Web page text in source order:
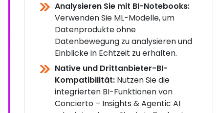
Analysieren Sie mit BI-Notebooks:
Verwenden Sie ML-Modelle, um
Datenprodukte ohne
Datenbewegung zu analysieren und
Einblicke in Echtzeit zu erhalten.
Native und Drittanbieter-BI-
Kompatibilität: Nutzen Sie die
integrierten BI-Funktionen von
Concierto – Insights & Agentic AI